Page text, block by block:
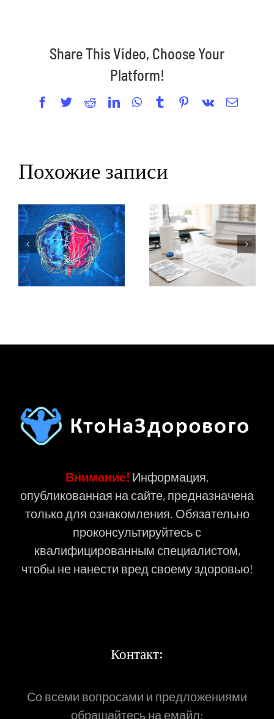
Share This Video, Choose Your
Platform!
Facebook
TwitterRedditLinkedInWhatsApp
TumblrPinterest
Vk Email
Похожие записи
Внимание! Информация,
опубликованная на сайте, предназначена
только для ознакомления. Обязательно
проконсультируйтесь с
квалифицированным специалистом,
чтобы не нанести вред своему здоровью!
Контакт:
Со всеми вопросами и предложениями
обращайтесь на емайл: